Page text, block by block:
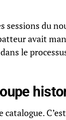
sessions du
avait
le